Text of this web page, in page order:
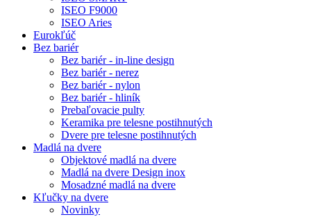
ISEO F9000
ISEO Aries
Eurokľúč
Bez bariér
Bez bariér - in-line design
Bez bariér - nerez
Bez bariér - nylon
Bez bariér - hliník
Prebaľovacie pulty
Keramika pre telesne postihnutých
Dvere pre telesne postihnutých
Madlá na dvere
Objektové madlá na dvere
Madlá na dvere Design inox
Mosadzné madlá na dvere
Kľučky na dvere
Novinky